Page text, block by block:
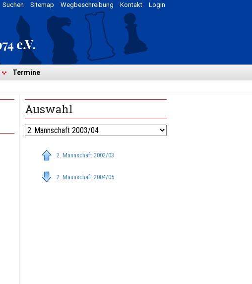
Login
Kontakt
Wegbeschreibung
Sitemap
Suchen
Termine
Auswahl
2. Mannschaft 2002/03
2. Mannschaft 2004/05